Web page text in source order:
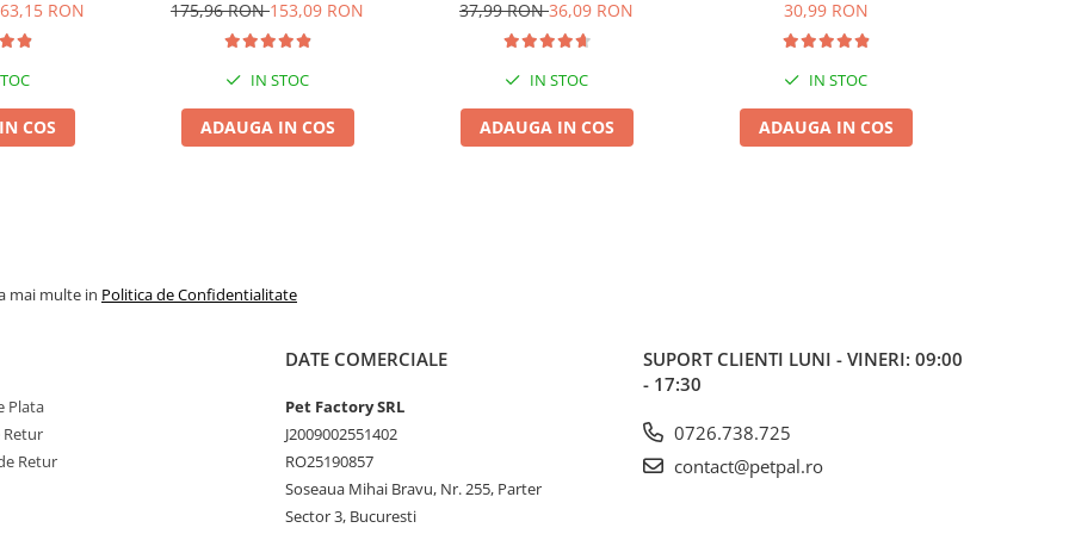
(II) pentahidrat – 50mg;
mangan (II) monohidrat – 7mg;
– 0,05mg; DL-metionină -
un punct de plecare,
pisicii. Asigurați
RON
COS
175,96 RON153,09 RON
IN STOC
ADAUGA IN COS
37,99 RON36,09 RON
IN STOC
ADAUGA IN COS
30,99 RON
IN STOC
ADAUGA IN COS
mai multe in Politica de Confidentialitate
Plata
Retur
Retur
DATE COMERCIALE
Pet Factory SRL
J2009002551402
RO25190857
Soseaua Mihai Bravu, Nr. 255, Parter
Sector 3, Bucuresti
SUPORT CLIENTI LUNI - VINERI: 09:00
- 17:30
0726.738.725
contact@petpal.ro